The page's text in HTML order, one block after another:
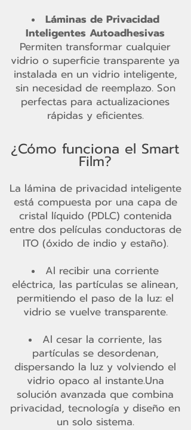
Láminas de Privacidad
Inteligentes Autoadhesivas
Permiten transformar cualquier
vidrio o superficie transparente ya
instalada en un vidrio inteligente,
sin necesidad de reemplazo. Son
perfectas para actualizaciones
rápidas y eficientes.
¿Cómo funciona el Smart
Film?
La lámina de privacidad inteligente
está compuesta por una capa de
cristal líquido (PDLC) contenida
entre dos películas conductoras de
ITO (óxido de indio y estaño).
Al recibir una corriente
eléctrica, las partículas se alinean,
permitiendo el paso de la luz: el
vidrio se vuelve transparente.
Al cesar la corriente, las
partículas se desordenan,
dispersando la luz y volviendo el
vidrio opaco al instante.Una
solución avanzada que combina
privacidad, tecnología y diseño en
un solo sistema.